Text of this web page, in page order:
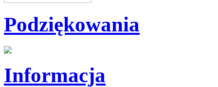
Podziękowania
Informacja